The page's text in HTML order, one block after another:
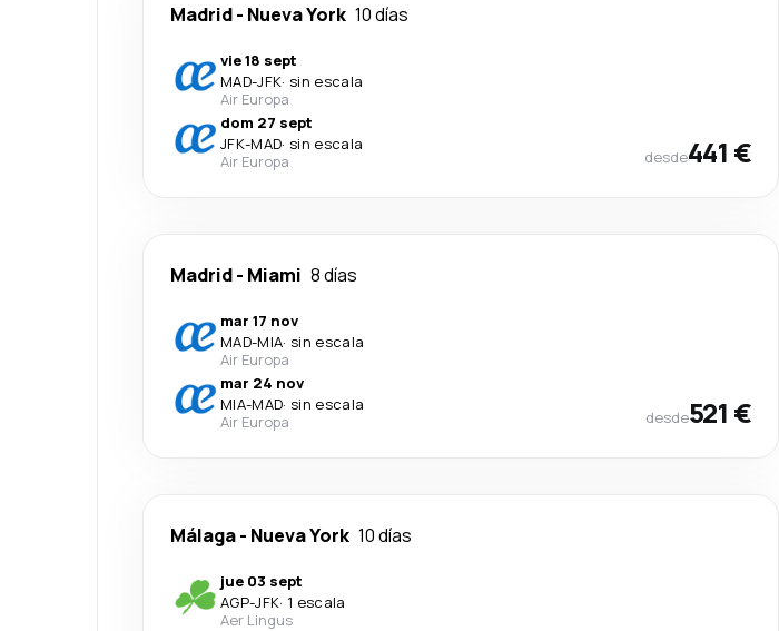
Madrid- Nueva York 10 días
vie 18 sept
MAD-JFK· sin escala
Air Europa
dom 27 sept
JFK-MAD· sin escala
Air Europa
desde441 €
Madrid- Miami 8 días
mar 17 nov
MAD-MIA· sin escala
Air Europa
mar 24 nov
MIA-MAD· sin escala
Air Europa
desde521 €
Málaga- Nueva York 10 días
jue 03 sept
AGP-JFK· 1 escala
Aer Lingus